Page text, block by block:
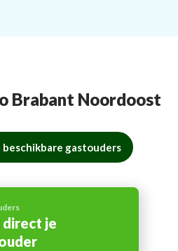
Brabant Noordoost
beschikbare gastouders
direct je